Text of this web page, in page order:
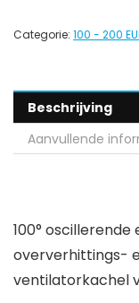
Categorie: 100 - 200
Beschrijving
Aanvullende
100°
oververhittings-
ventilatorkachel